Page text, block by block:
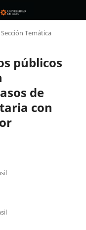
Sección Temática
públicos
de
con